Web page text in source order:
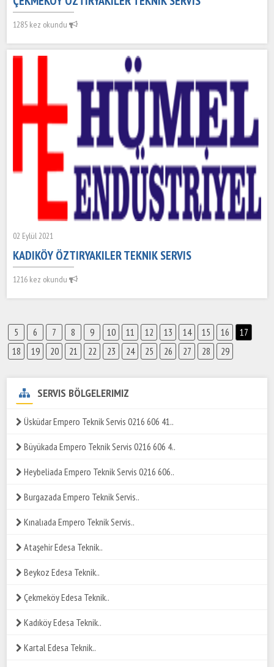
1285 kez okundu
02 Eylül 2021
KADIKÖY ÖZTIRYAKILER TEKNIK SERVIS
1216 kez okundu
5 6 7 8 9 10 11 12 13 14 15 16
17
18
19 20 21 22 23 24 25 26 27 28 29
SERVIS BÖLGELERIMIZ
Üsküdar Empero Teknik Servis 0216 606 41..
Büyükada Empero Teknik Servis 0216 606 4..
Heybeliada Empero Teknik Servis 0216 606..
Burgazada Empero Teknik Servis..
Kınalıada Empero Teknik Servis..
Ataşehir Edesa Teknik..
Beykoz Edesa Teknik..
Çekmeköy Edesa Teknik..
Kadıköy Edesa Teknik..
Kartal Edesa Teknik..